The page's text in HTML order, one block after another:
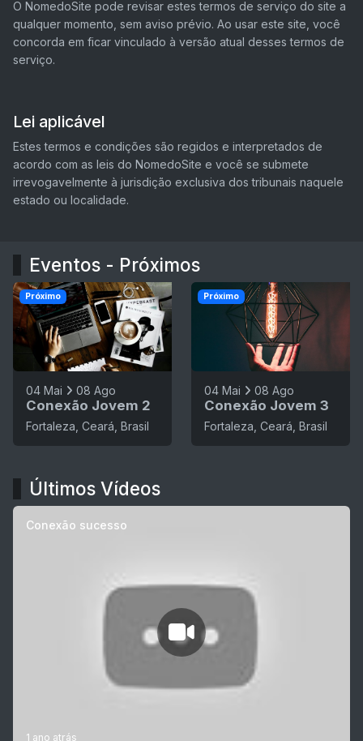
O NomedoSite pode revisar estes termos de serviço do site a
qualquer momento, sem aviso prévio. Ao usar este site, você
concorda em ficar vinculado à versão atual desses termos de
serviço.
Lei aplicável
Estes termos e condições são regidos e interpretados de
acordo com as leis do NomedoSite e você se submete
irrevogavelmente à jurisdição exclusiva dos tribunais naquele
estado ou localidade.
Eventos - Próximos
04 Mai 08 Ago
Conexão Jovem 2
Fortaleza, Ceará, Brasil
Próximo
04 Mai 08 Ago
Conexão Jovem 3
Fortaleza, Ceará, Brasil
Próximo
Últimos Vídeos
Conexão sucesso
1 ano atrás